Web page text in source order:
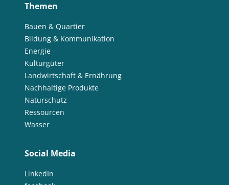
Themen
Bauen & Quartier
Bildung & Kommunikation
Energie
Kulturgüter
Landwirtschaft & Ernährung
Nachhaltige Produkte
Naturschutz
Ressourcen
Wasser
Social Media
LinkedIn